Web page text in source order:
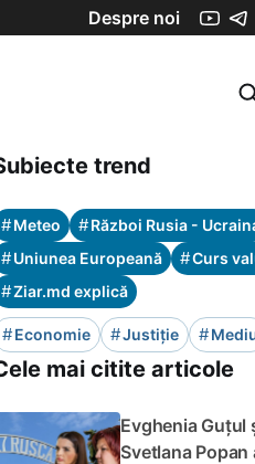
Despre noi
trend
#Meteo #Război Rusia -
#Uniunea Europeană #Curs
#Ziar.md explică
#Economie #Justiție #
mai citite articole
Evghenia Guțul
Svetlana